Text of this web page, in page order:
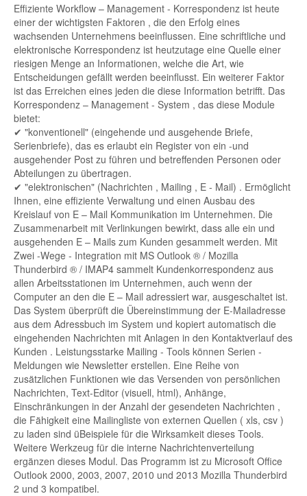
Effiziente Workflow – Management - Korrespondenz ist heute
einer der wichtigsten Faktoren , die den Erfolg eines
wachsenden Unternehmens beeinflussen. Eine schriftliche und
elektronische Korrespondenz ist heutzutage eine Quelle einer
riesigen Menge an Informationen, welche die Art, wie
Entscheidungen gefällt werden beeinflusst. Ein weiterer Faktor
ist das Erreichen eines jeden die diese Information betrifft. Das
Korrespondenz – Management - System , das diese Module
bietet:
✔ "konventionell" (eingehende und ausgehende Briefe,
Serienbriefe), das es erlaubt ein Register von ein -und
ausgehender Post zu führen und betreffenden Personen oder
Abteilungen zu übertragen.
✔ "elektronischen" (Nachrichten , Mailing , E - Mail) . Ermöglicht
Ihnen, eine effiziente Verwaltung und einen Ausbau des
Kreislauf von E – Mail Kommunikation im Unternehmen. Die
Zusammenarbeit mit Verlinkungen bewirkt, dass alle ein und
ausgehenden E – Mails zum Kunden gesammelt werden. Mit
Zwei -Wege - Integration mit MS Outlook ® / Mozilla
Thunderbird ® / IMAP4 sammelt Kundenkorrespondenz aus
allen Arbeitsstationen im Unternehmen, auch wenn der
Computer an den die E – Mail adressiert war, ausgeschaltet ist.
Das System überprüft die Übereinstimmung der E-Mailadresse
aus dem Adressbuch im System und kopiert automatisch die
eingehenden Nachrichten mit Anlagen in den Kontaktverlauf des
Kunden . Leistungsstarke Mailing - Tools können Serien -
Meldungen wie Newsletter erstellen. Eine Reihe von
zusätzlichen Funktionen wie das Versenden von persönlichen
Nachrichten, Text-Editor (visuell, html), Anhänge,
Einschränkungen in der Anzahl der gesendeten Nachrichten ,
die Fähigkeit eine Mailingliste von externen Quellen ( xls, csv )
zu laden sind üBeispiele für die Wirksamkeit dieses Tools.
Weitere Werkzeug für die interne Nachrichtenverteilung
ergänzen dieses Modul. Das Programm ist zu Microsoft Office
Outlook 2000, 2003, 2007, 2010 und 2013 Mozilla Thunderbird
2 und 3 kompatibel.